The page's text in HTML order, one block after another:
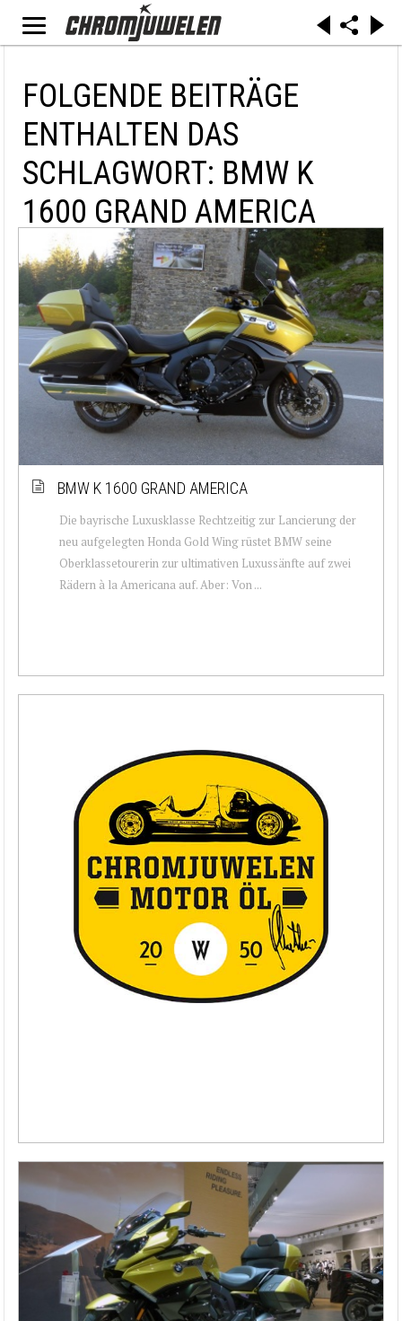
FOLGENDE BEITRÄGE
ENTHALTEN DAS
SCHLAGWORT: BMW K
1600 GRAND AMERICA
BMW K 1600 GRAND AMERICA
Die bayrische Luxusklasse Rechtzeitig zur Lancierung der
neu aufgelegten Honda Gold Wing rüstet BMW seine
Oberklassetourerin zur ultimativen Luxussänfte auf zwei
Rädern à la Americana auf. Aber: Von ...